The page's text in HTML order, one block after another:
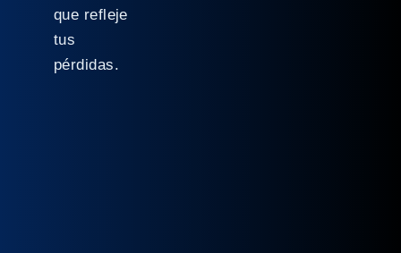
que refleje
tus
pérdidas.